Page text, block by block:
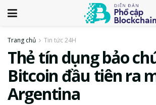
Trang chủ Tin tức 24H
Thẻ tín dụng bảo
Bitcoin đầu tiên ra
Argentina